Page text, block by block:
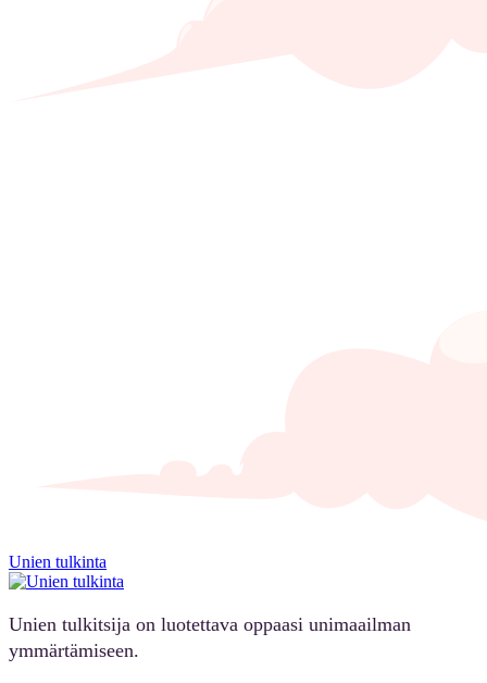
Unien tulkinta
Unien tulkitsija on luotettava oppaasi unimaailman
ymmärtämiseen.